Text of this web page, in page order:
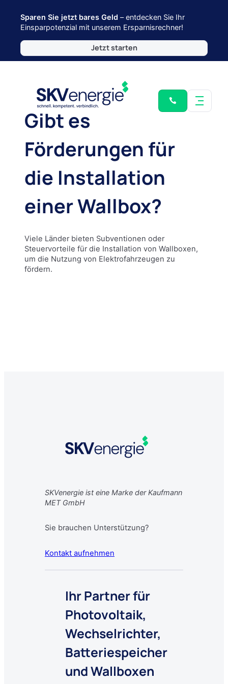
Sparen Sie jetzt bares Geld – entdecken Sie Ihr
Einsparpotenzial mit unserem Ersparnisrechner!
Jetzt starten
Gibt es
Förderungen für
die Installation
einer Wallbox?
Viele Länder bieten Subventionen oder
Steuervorteile für die Installation von Wallboxen,
um die Nutzung von Elektrofahrzeugen zu
fördern.
SKVenergie ist eine Marke der Kaufmann
MET GmbH
Sie brauchen Unterstützung?
Kontakt aufnehmen
Ihr Partner für
Photovoltaik,
Wechselrichter,
Batteriespeicher
und Wallboxen